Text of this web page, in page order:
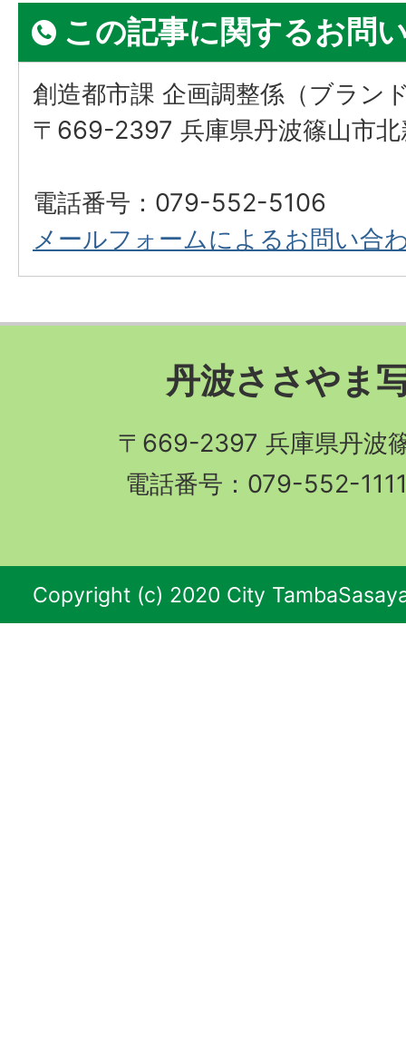
この記事に関するお問
創造都市課 企画調整係（ブラン
〒669-2397 兵庫県丹波篠山市
電話番号：079-552-5106
メールフォームによるお問い合
丹波ささやま
〒669-2397 兵庫県丹波
電話番号：079-552-
Copyright (c) 2020 City